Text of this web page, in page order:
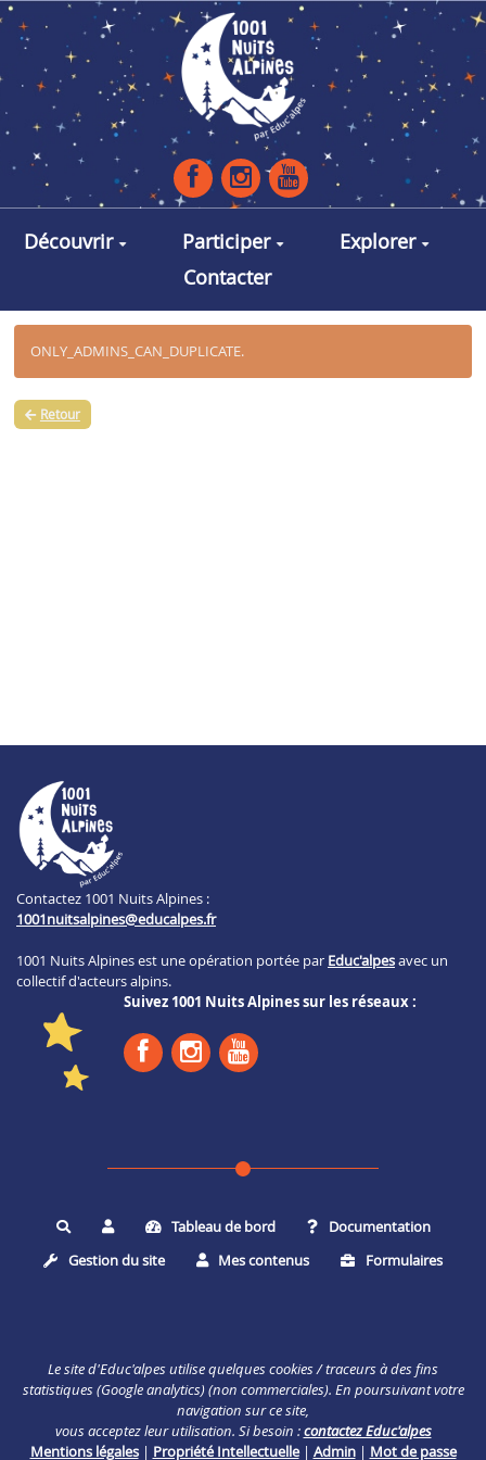
Aller au contenu principal
Découvrir Participer
Explorer
Contacter
ONLY_ADMINS_CAN_DUPLICATE.
Retour
Contactez 1001 Nuits Alpines :
1001nuitsalpines@educalpes.fr
1001 Nuits Alpines est une opération portée par Educ'alpesavec un
collectif d'acteurs alpins.
Suivez 1001 Nuits Alpines sur les réseaux :
Rechercher Tableau de bord
Documentation
Gestion du site
Mes contenus Formulaires
Le site d'Educ'alpes utilise quelques cookies / traceurs à des fins
statistiques (Google analytics) (non commerciales). En poursuivant votre
navigation sur ce site,
vous acceptez leur utilisation. Si besoin :contactez Educ'alpes
Mentions légales| Propriété Intellectuelle| Admin| Mot de passe